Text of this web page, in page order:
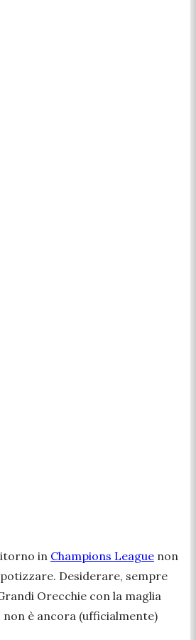
in Champions League non
Desiderare, sempre
Orecchie con la maglia
è ancora (ufficialmente)